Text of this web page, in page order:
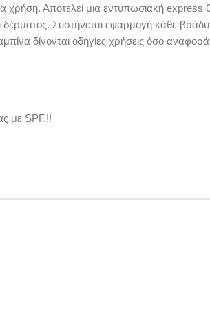
χρήση. Αποτελεί μια εντυπωσιακή express
Συστήνεται εφαρμογή κάθε
δίνονται οδηγίες χρήσεις όσο
με SPF.!!